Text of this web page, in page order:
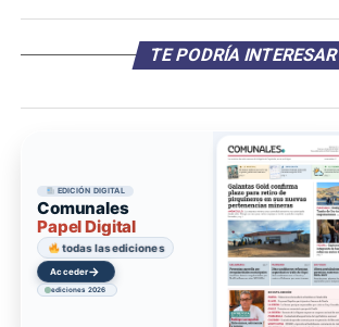
TE PODRÍA INTERESAR
EDICIÓN DIGITAL
Comunales
Papel Digital
todas las ediciones
Acceder→
ediciones 2026